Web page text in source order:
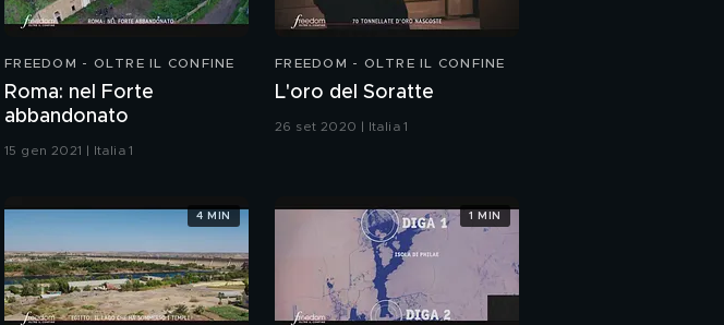
anatomico:
Cuma: la casa del
destino
Messico:antichi sacrifici
umani
FREEDOM - OLTRE IL CONFINE
Roma: nel Forte
abbandonato
15 gen 2021 | Italia 1
FREEDOM - OLTRE IL CONFINE
L'oro del Soratte
26 set 2020 | Italia 1
4 MIN 1 MIN